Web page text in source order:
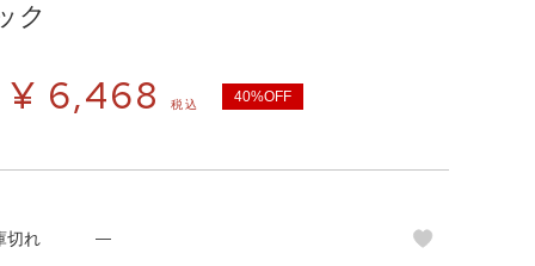
ク
¥ 6,468 税込 40%OFF
切れ —